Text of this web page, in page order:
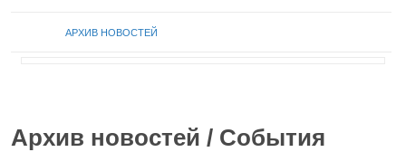
АРХИВ НОВОСТЕЙ
Архив новостей / События